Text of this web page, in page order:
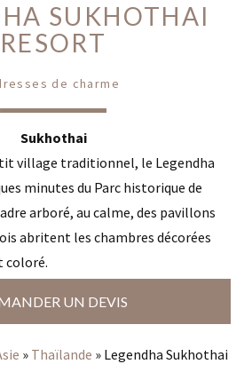
SUKHOTHAI
RESORT
de charme
Sukhothai
village traditionnel, le Legendha
minutes du Parc historique de
arboré, au calme, des pavillons
abritent les chambres décorées
coloré.
UN DEVIS
» Thaïlande » Legendha Sukhothai